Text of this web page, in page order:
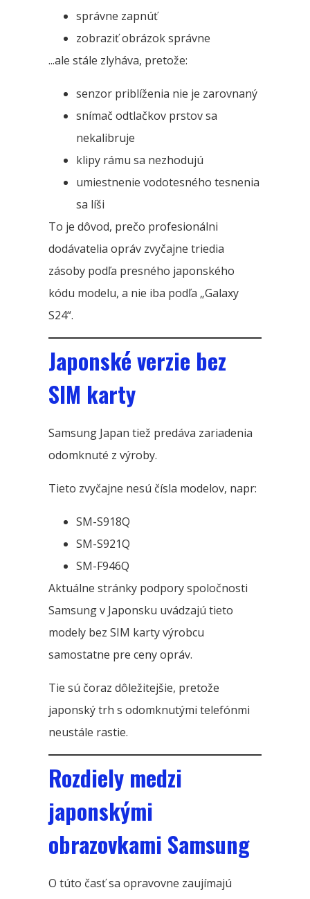
správne zapnúť
zobraziť obrázok správne
...ale stále zlyháva, pretože:
senzor priblíženia nie je zarovnaný
snímač odtlačkov prstov sa
nekalibruje
klipy rámu sa nezhodujú
umiestnenie vodotesného tesnenia
sa líši
To je dôvod, prečo profesionálni
dodávatelia opráv zvyčajne triedia
zásoby podľa presného japonského
kódu modelu, a nie iba podľa „Galaxy
S24“.
Japonské verzie bez
SIM karty
Samsung Japan tiež predáva zariadenia
odomknuté z výroby.
Tieto zvyčajne nesú čísla modelov, napr:
SM-S918Q
SM-S921Q
SM-F946Q
Aktuálne stránky podpory spoločnosti
Samsung v Japonsku uvádzajú tieto
modely bez SIM karty výrobcu
samostatne pre ceny opráv.
Tie sú čoraz dôležitejšie, pretože
japonský trh s odomknutými telefónmi
neustále rastie.
Rozdiely medzi
japonskými
obrazovkami Samsung
O túto časť sa opravovne zaujímajú